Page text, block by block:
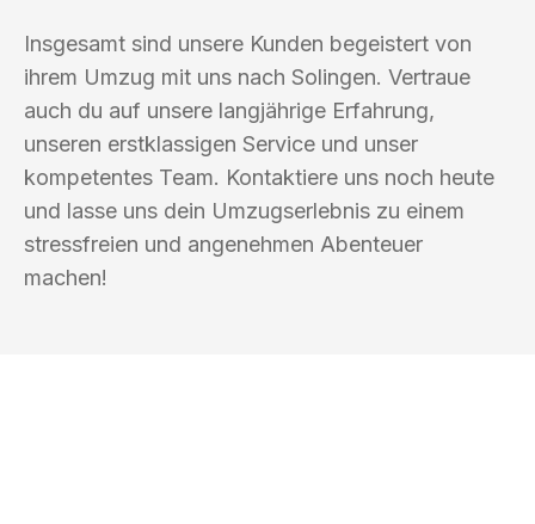
Insgesamt sind unsere Kunden begeistert von
ihrem Umzug mit uns nach Solingen. Vertraue
auch du auf unsere langjährige Erfahrung,
unseren erstklassigen Service und unser
kompetentes Team. Kontaktiere uns noch heute
und lasse uns dein Umzugserlebnis zu einem
stressfreien und angenehmen Abenteuer
machen!